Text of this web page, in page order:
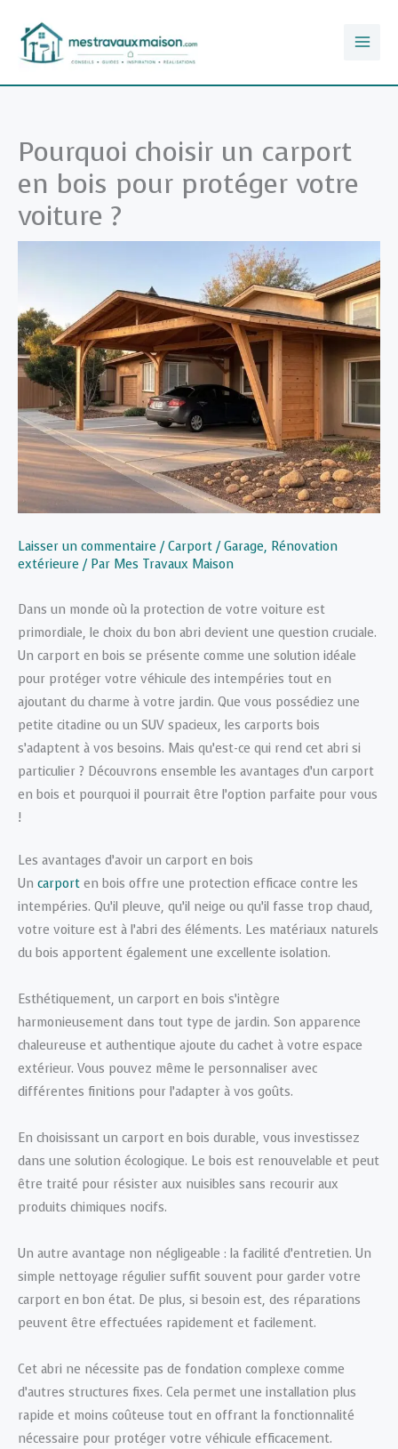
contenu
Pourquoi choisir un carport
en bois pour protéger votre
voiture ?
Laisser un commentaire /Carport / Garage, Rénovation
extérieure / Par Mes Travaux Maison
Dans un monde où la protection de votre voiture est
primordiale, le choix du bon abri devient une question cruciale.
Un carport en bois se présente comme une solution idéale
pour protéger votre véhicule des intempéries tout en
ajoutant du charme à votre jardin. Que vous possédiez une
petite citadine ou un SUV spacieux, les carports bois
s’adaptent à vos besoins. Mais qu’est-ce qui rend cet abri si
particulier ? Découvrons ensemble les avantages d’un carport
en bois et pourquoi il pourrait être l’option parfaite pour vous
!
Les avantages d’avoir un carport en bois
Un carport en bois offre une protection efficace contre les
intempéries. Qu’il pleuve, qu’il neige ou qu’il fasse trop chaud,
votre voiture est à l’abri des éléments. Les matériaux naturels
du bois apportent également une excellente isolation.
Esthétiquement, un carport en bois s’intègre
harmonieusement dans tout type de jardin. Son apparence
chaleureuse et authentique ajoute du cachet à votre espace
extérieur. Vous pouvez même le personnaliser avec
différentes finitions pour l’adapter à vos goûts.
En choisissant un carport en bois durable, vous investissez
dans une solution écologique. Le bois est renouvelable et peut
être traité pour résister aux nuisibles sans recourir aux
produits chimiques nocifs.
Un autre avantage non négligeable : la facilité d’entretien. Un
simple nettoyage régulier suffit souvent pour garder votre
carport en bon état. De plus, si besoin est, des réparations
peuvent être effectuées rapidement et facilement.
Cet abri ne nécessite pas de fondation complexe comme
d’autres structures fixes. Cela permet une installation plus
rapide et moins coûteuse tout en offrant la fonctionnalité
nécessaire pour protéger votre véhicule efficacement.